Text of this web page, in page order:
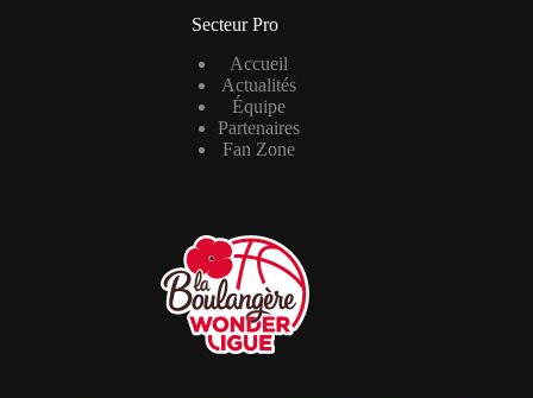
Secteur Pro
Accueil
Actualités
Équipe
Partenaires
Fan Zone